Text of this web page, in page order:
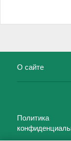
О сайте
Политика